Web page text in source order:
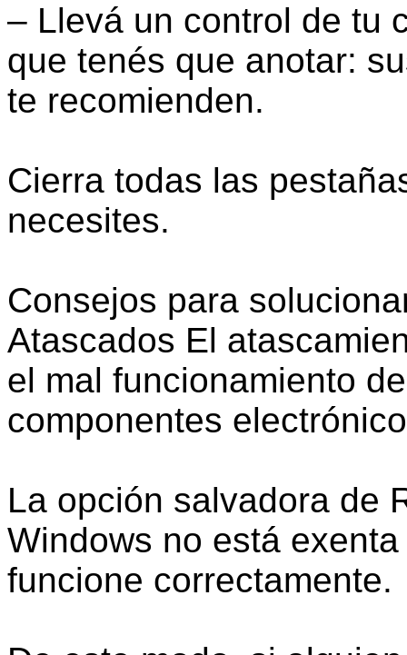
– Llevá un control de tu
que tenés que anotar:
te recomienden.
Cierra todas las
necesites.
Consejos para
Atascados El
el mal funcionamiento
componentes
La opción salvadora de
Windows no está
funcione correctamente.